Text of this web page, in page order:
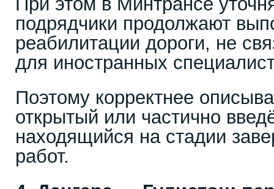
подрядчики продолжают
реабилитации дороги, не
для иностранных
Поэтому корректнее
открытый или частично
находящийся на стадии
работ.